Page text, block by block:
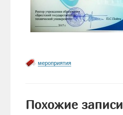
мероприятия
Похожие записи